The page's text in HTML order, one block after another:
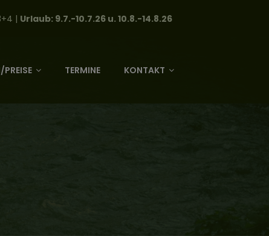
| Urlaub: 9.7.-10.7.26 u. 10.8.-14.8.26
PREISE TERMINE KONTAKT